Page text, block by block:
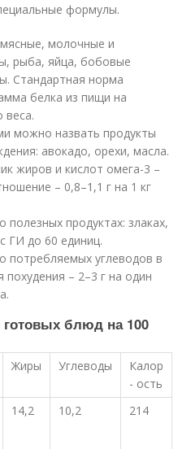
формулы.
молочные и
рыба, яйца, бобовые
Стандартная норма
белка из пищи на
веса.
можно назвать продукты
авокадо, орехи, масла.
жиров и кислот омега-3 –
– 0,8–1,1 г на 1 кг
продуктах: злаках,
ГИ до 60 единиц.
потребляемых углеводов в
– 2–3 г на один
готовых блюд на 100
Жиры Углеводы
Калор
- ость
14,2 10,2 214